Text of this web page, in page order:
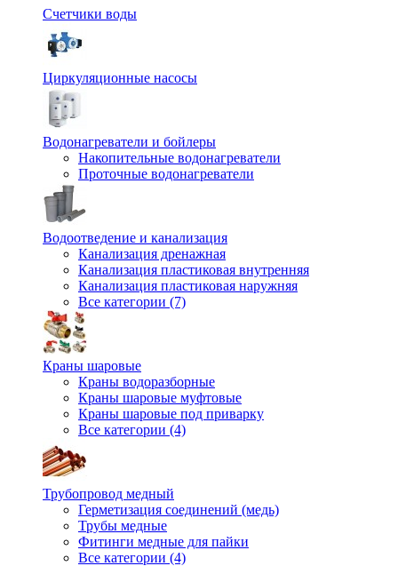
Счетчики воды
Циркуляционные насосы
Водонагреватели и бойлеры
Накопительные водонагреватели
Проточные водонагреватели
Водоотведение и канализация
Канализация дренажная
Канализация пластиковая внутренняя
Канализация пластиковая наружняя
Все категории (7)
Краны шаровые
Краны водоразборные
Краны шаровые муфтовые
Краны шаровые под приварку
Все категории (4)
Трубопровод медный
Герметизация соединений (медь)
Трубы медные
Фитинги медные для пайки
Все категории (4)